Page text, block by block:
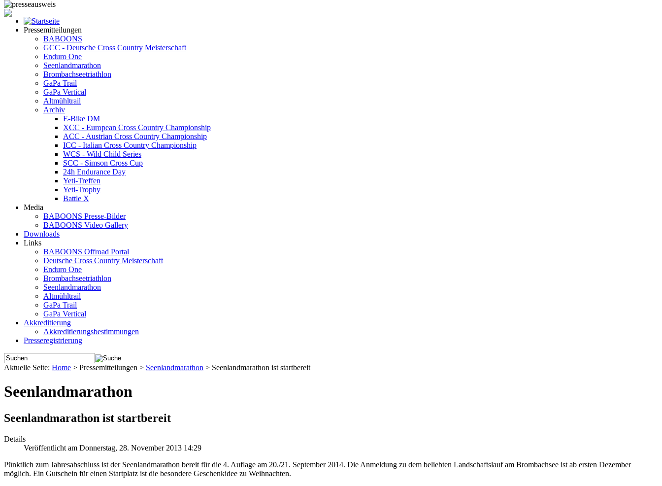
Pressemitteilungen
BABOONS
GCC - Deutsche Cross Country Meisterschaft
Enduro One
Seenlandmarathon
Brombachseetriathlon
GaPa Trail
GaPa Vertical
Altmühltrail
Archiv
E-Bike DM
XCC - European Cross Country Championship
ACC - Austrian Cross Country Championship
ICC - Italian Cross Country Championship
WCS - Wild Child Series
SCC - Simson Cross Cup
24h Endurance Day
Yeti-Treffen
Yeti-Trophy
Battle X
Media
BABOONS Presse-Bilder
BABOONS Video Gallery
Downloads
Links
BABOONS Offroad Portal
Deutsche Cross Country Meisterschaft
Enduro One
Brombachseetriathlon
Seenlandmarathon
Altmühltrail
GaPa Trail
GaPa Vertical
Akkreditierung
Akkreditierungsbestimmungen
Presseregistrierung
Aktuelle Seite: Home > Pressemitteilungen > Seenlandmarathon > Seenlandmarathon ist startbereit
Seenlandmarathon
Seenlandmarathon ist startbereit
Details
Veröffentlicht am Donnerstag, 28. November 2013 14:29
Pünktlich zum Jahresabschluss ist der Seenlandmarathon bereit für die 4. Auflage am 20./21. September 2014. Die Anmeldung zu dem beliebten Landschaftslauf am Brombachsee ist ab ersten Dezember
möglich. Ein Gutschein für einen Startplatz ist die besondere Geschenkidee zu Weihnachten.